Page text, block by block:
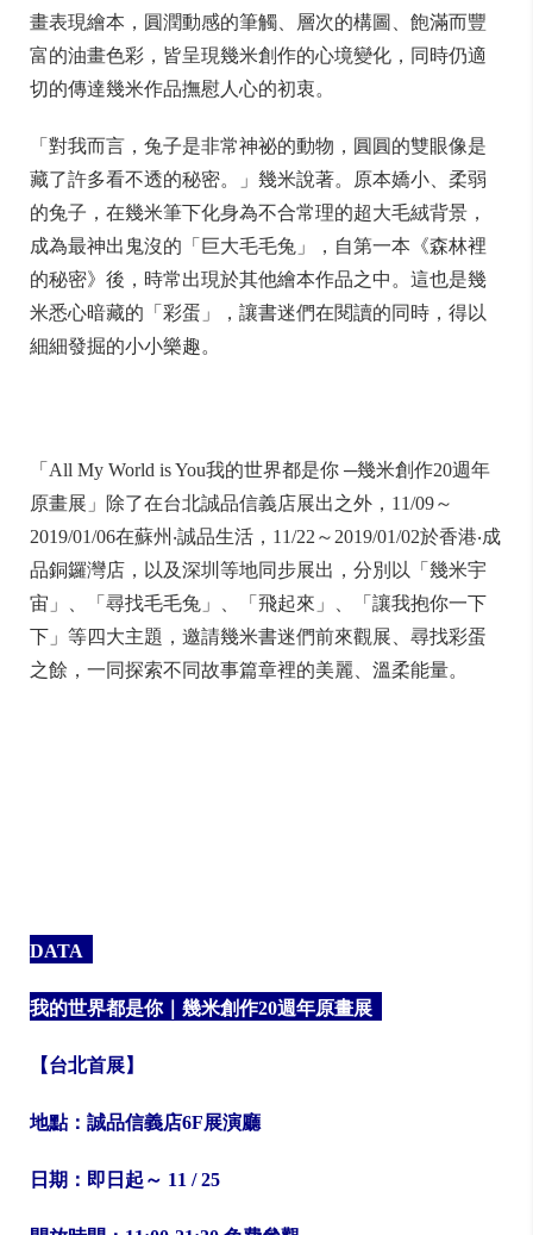
畫表現繪本，圓潤動感的筆觸、層次的構圖、飽滿而豐
富的油畫色彩，皆呈現幾米創作的心境變化，同時仍適
切的傳達幾米作品撫慰人心的初衷。
「對我而言，兔子是非常神祕的動物，圓圓的雙眼像是
藏了許多看不透的秘密。」幾米說著。原本嬌小、柔弱
的兔子，在幾米筆下化身為不合常理的超大毛絨背景，
成為最神出鬼沒的「巨大毛毛兔」，自第一本《森林裡
的秘密》後，時常出現於其他繪本作品之中。這也是幾
米悉心暗藏的「彩蛋」，讓書迷們在閱讀的同時，得以
細細發掘的小小樂趣。
「All My World is You我的世界都是你 ─幾米創作20週年
原畫展」除了在台北誠品信義店展出之外，11/09～
2019/01/06在蘇州‧誠品生活，11/22～2019/01/02於香港‧成
品銅鑼灣店，以及深圳等地同步展出，分別以「幾米宇
宙」、「尋找毛毛兔」、「飛起來」、「讓我抱你一下
下」等四大主題，邀請幾米書迷們前來觀展、尋找彩蛋
之餘，一同探索不同故事篇章裡的美麗、溫柔能量。
DATA
我的世界都是你｜幾米創作20週年原畫展
【台北首展】
地點：誠品信義店6F展演廳
日期：即日起～ 11 / 25